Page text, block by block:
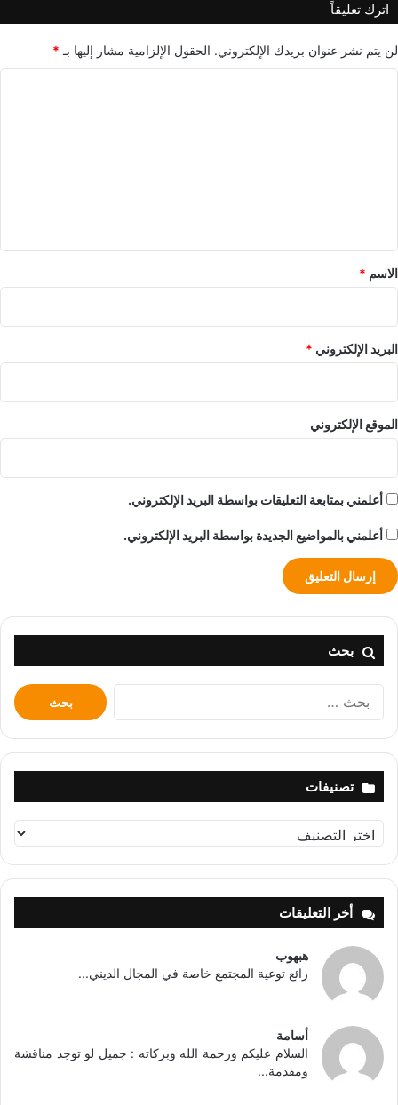
اترك تعليقاً
لن يتم نشر عنوان بريدك الإلكتروني. الحقول الإلزامية مشار إليها بـ *
*
الاسم *
البريد الإلكتروني *
الموقع الإلكتروني
أعلمني بمتابعة التعليقات بواسطة البريد الإلكتروني.
أعلمني بالمواضيع الجديدة بواسطة البريد الإلكتروني.
بحث
البحث
عن:
تصنيفات
تصنيفات
أخر التعليقات
هبهوب
رائع توعية المجتمع خاصة في المجال الديني...
أسامة
السلام عليكم ورحمة الله وبركاته : جميل لو توجد مناقشة
ومقدمة...